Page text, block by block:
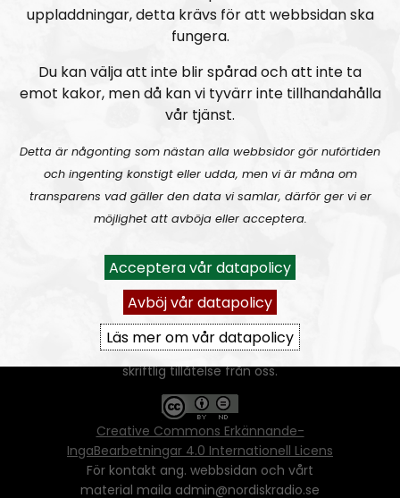
Ansvarig utgivare:
Du får kopiera och sprida vårt material
oförändrat, men uppge oss som källa.
Om ni vill sprida ett urklipp ni själva skapat
går även det bra, så länge det inte görs med
ett vinstdrivande syfte - då behöver ni
skriftlig tillåtelse från oss.
Creative Commons Erkännande-
IngaBearbetningar 4.0 Internationell Licens
För kontakt ang. webbsidan och vårt
material maila admin@nordiskradio.se
uppladdningar, detta krävs för att webbsidan ska
fungera.
Du kan välja att inte blir spårad och att inte ta
emot kakor, men då kan vi tyvärr inte tillhandahålla
vår tjänst.
Detta är någonting som nästan alla webbsidor gör nuförtiden
och ingenting konstigt eller udda, men vi är måna om
transparens vad gäller den data vi samlar, därför ger vi er
möjlighet att avböja eller acceptera.
Acceptera vår datapolicy
Avböj vår datapolicy
Läs mer om vår datapolicy